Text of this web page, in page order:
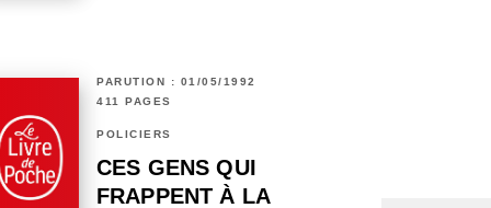
PARUTION : 01/05/1992
411 PAGES
POLICIERS
CES GENS QUI
FRAPPENT À LA